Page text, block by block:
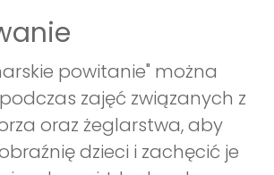
powitanie" można
zajęć związanych z
oraz żeglarstwa, aby
dzieci i zachęcić je